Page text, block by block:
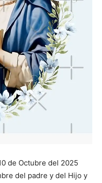
de Octubre del 2025
del padre y del Hijo y